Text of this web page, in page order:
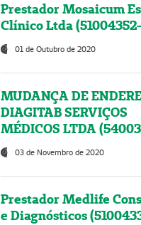
Prestador Mosaicum
Clínico Ltda
01 de Outubro de 2020
MUDANÇA DE
DIAGITAB SERVIÇOS
MÉDICOS LTDA
03 de Novembro de 2020
Prestador Medlife
e Diagnósticos